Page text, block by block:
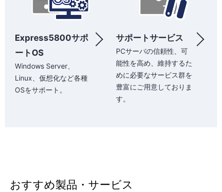
Express5800サポ
ートOS
Windows Server、
Linux、仮想化など各種
OSをサポート。
サポートサービス
PCサーバの信頼性、可
能性を高め、維持するた
めに必要なサービス群を
豊富にご用意しておりま
す。
おすすめ製品・サービス